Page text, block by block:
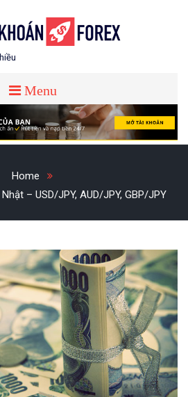
FOREX
và Forex
Menu
Home
– USD/JPY, AUD/JPY, GBP/JPY